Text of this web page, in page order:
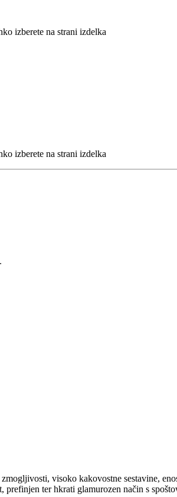
izberete na strani izdelka
izberete na strani izdelka
visoko kakovostne sestavine,
ter hkrati glamurozen način s